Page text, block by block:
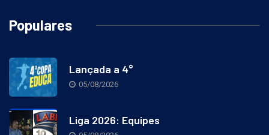
Populares
Lançada a 4°
05/08/2026
Liga 2026: Equipes